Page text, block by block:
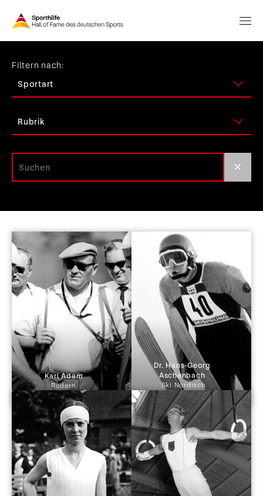
Filtern nach:
Karl Adam
Rudern
Dr. Hans-Georg
Aschenbach
Ski Nordisch